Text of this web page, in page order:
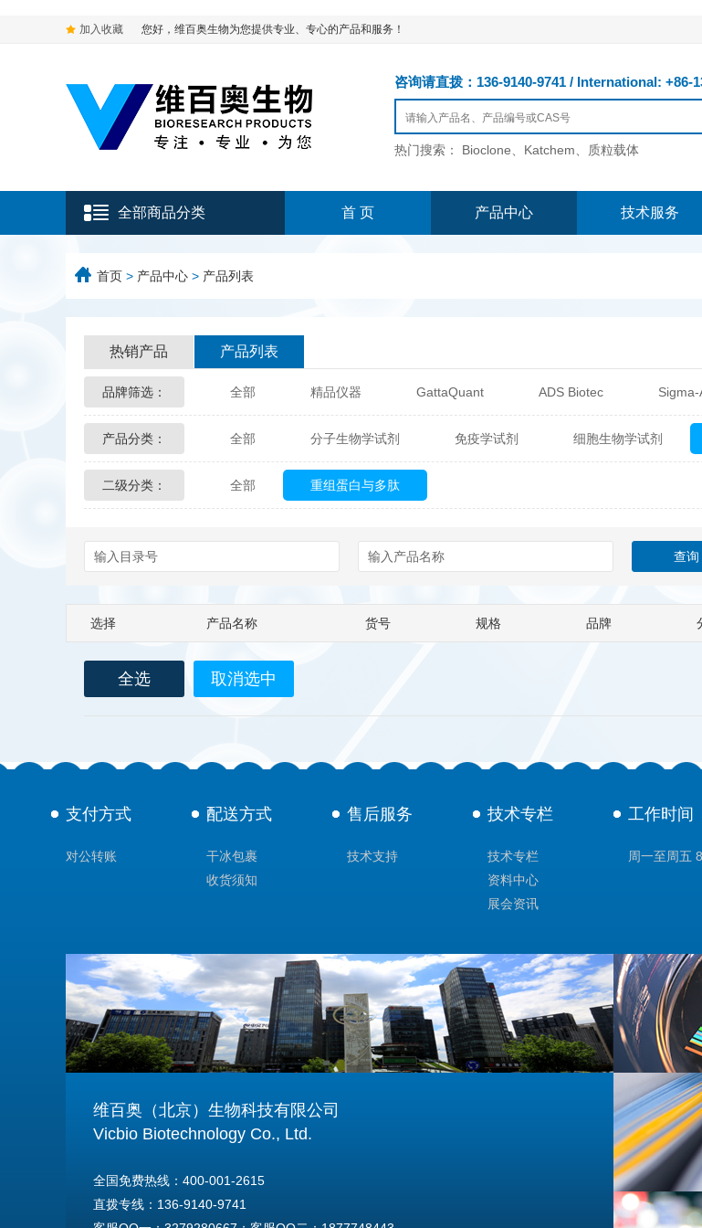
加入收藏 您好，维百奥生物为您提供专业、专心的产品和服务！
咨询请直拨：136-9140-9741 / International: +86-
热门搜索： Bioclone、Katchem、质粒载体
全部商品分类 首 页 产品中心 技术服务
首页 > 产品中心 > 产品列表
热销产品 产品列表
品牌筛选： 全部 精品仪器 GattaQuant ADS Biotec
Glycon Biochem Sterlitech 热销产品 辰辉创聚生物®
Echelon Biosciences
Biotez Berlin Diametra ChemPep Eagle Biosciences
Berry & Associates
Abbexa AbD Serotec Abnova Active Motif
产品分类： 全部 分子生物学试剂 免疫学试剂 细胞生物学试剂
化学及生物化学试剂
二级分类： 全部 重组蛋白与多肽
选择 产品名称 货号 规格 品牌
全选 取消选中
支付方式
对公转账
配送方式
干冰包裹
收货须知
售后服务
技术支持
技术专栏
技术专栏
资料中心
展会资讯
工作时间
周一至周五
维百奥（北京）生物科技有限公司
Vicbio Biotechnology Co., Ltd.
全国免费热线：400-001-2615
直拨专线：136-9140-9741